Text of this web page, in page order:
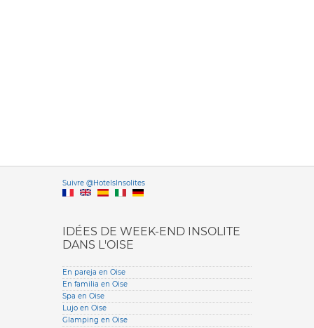
Suivre @HotelsInsolitesVersione
IDÉES DE WEEK-END INSOLITE
DANS L'OISE
En pareja en Oise
En familia en Oise
Spa en Oise
Lujo en Oise
Glamping en Oise